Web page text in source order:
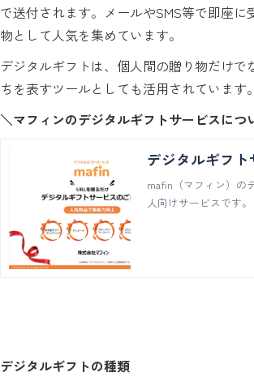
で送付されます。メールやSMS等で即座
物として人気を集めています。
デジタルギフトは、個人間の贈り物だけ
ちを表すツールとしても活用されています。
＼マフィンのデジタルギフトサービスにつ
デジタルギフ
mafin（マフィン）の
人向けサービスです。
デジタルギフトの種類